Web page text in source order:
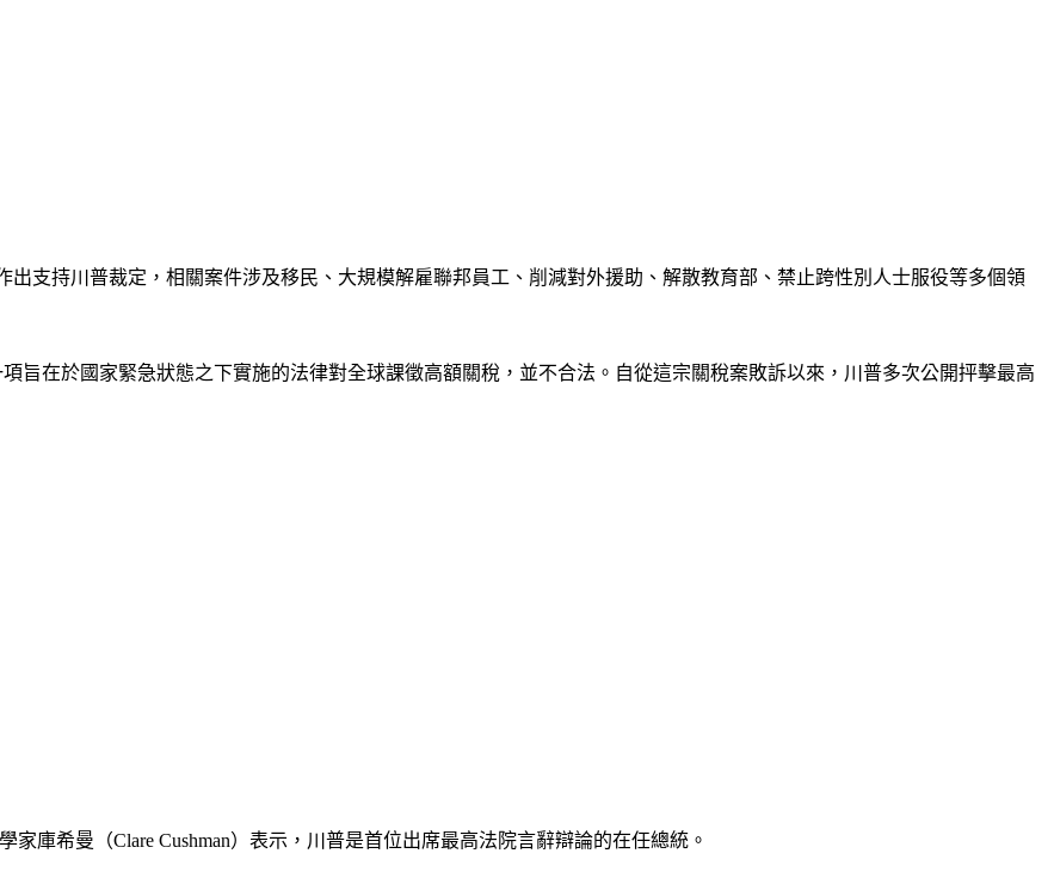
支持川普裁定，相關案件涉及移民、大規模解雇聯邦員工、削減對外援助、解散教育部、禁止跨性別人士服役等多個領
旨在於國家緊急狀態之下實施的法律對全球課徵高額關稅，並不合法。自從這宗關稅案敗訴以來，川普多次公開抨擊最高
家庫希曼（Clare Cushman）表示，川普是首位出席最高法院言辭辯論的在任總統。